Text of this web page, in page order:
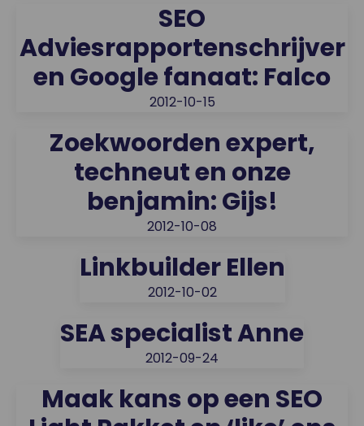
SEO
Adviesrapportenschrijver
en Google fanaat: Falco
2012-10-15
Zoekwoorden expert,
techneut en onze
benjamin: Gijs!
2012-10-08
Linkbuilder Ellen
2012-10-02
SEA specialist Anne
2012-09-24
Maak kans op een SEO